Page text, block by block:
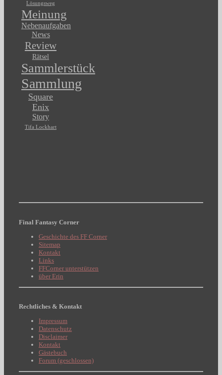
Lösungsweg
Meinung
Nebenaufgaben
News
Review
Rätsel
Sammlerstück
Sammlung
Square
Enix
Story
Tifa Lockhart
Final Fantasy Corner
Geschichte des FF Corner
Sitemap
Kontakt
Links
FFCorner unterstützen
über Erin
Rechtliches & Kontakt
Impressum
Datenschutz
Disclaimer
Kontakt
Gästebuch
Forum (geschlossen)